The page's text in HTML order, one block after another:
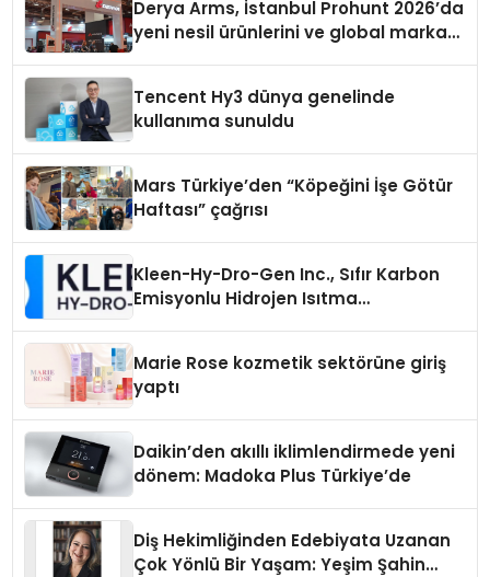
Derya Arms, İstanbul Prohunt 2026’da
yeni nesil ürünlerini ve global marka
Tencent Hy3 dünya genelinde
kullanıma sunuldu
Mars Türkiye’den “Köpeğini İşe Götür
Haftası” çağrısı
Kleen-Hy-Dro-Gen Inc., Sıfır Karbon
Emisyonlu Hidrojen Isıtma
Marie Rose kozmetik sektörüne giriş
yaptı
Daikin’den akıllı iklimlendirmede yeni
dönem: Madoka Plus Türkiye’de
Diş Hekimliğinden Edebiyata Uzanan
Çok Yönlü Bir Yaşam: Yeşim Şahin